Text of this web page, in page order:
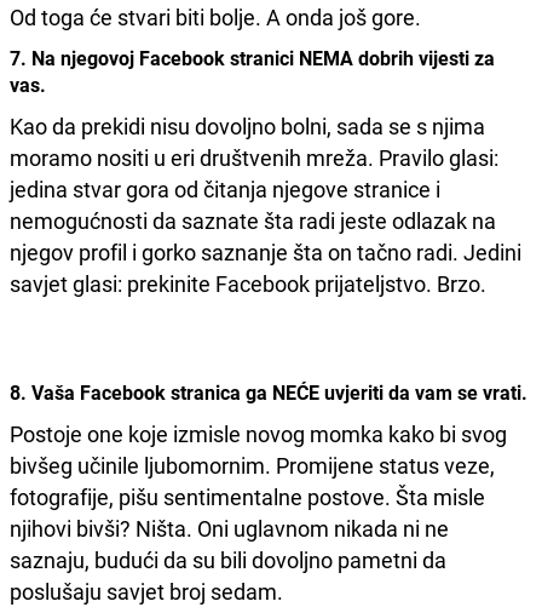
Od toga će stvari biti bolje. A onda još gore.
7. Na njegovoj Facebook stranici NEMA dobrih vijesti za
vas.
Kao da prekidi nisu dovoljno bolni, sada se s njima
moramo nositi u eri društvenih mreža. Pravilo glasi:
jedina stvar gora od čitanja njegove stranice i
nemogućnosti da saznate šta radi jeste odlazak na
njegov profil i gorko saznanje šta on tačno radi. Jedini
savjet glasi: prekinite Facebook prijateljstvo. Brzo.
8. Vaša Facebook stranica ga NEĆE uvjeriti da vam se vrati.
Postoje one koje izmisle novog momka kako bi svog
bivšeg učinile ljubomornim. Promijene status veze,
fotografije, pišu sentimentalne postove. Šta misle
njihovi bivši? Ništa. Oni uglavnom nikada ni ne
saznaju, budući da su bili dovoljno pametni da
poslušaju savjet broj sedam.